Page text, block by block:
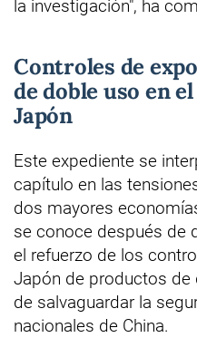
la investigación", ha
Controles de
de doble uso en
Japón
Este expediente se
capítulo en las
dos mayores
se conoce después de
el refuerzo de los
Japón de productos de
de salvaguardar la
nacionales de China.